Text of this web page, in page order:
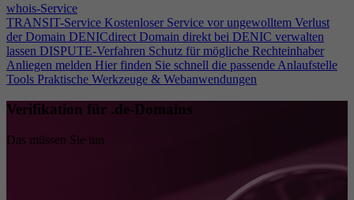
whois-Service
TRANSIT-Service Kostenloser Service vor ungewolltem Verlust
der Domain DENICdirect Domain direkt bei DENIC verwalten
lassen DISPUTE-Verfahren Schutz für mögliche Rechteinhaber
Anliegen melden Hier finden Sie schnell die passende Anlaufstelle
Tools Praktische Werkzeuge & Webanwendungen
Verifikation für .de-Domains
Das müssen Sie tun